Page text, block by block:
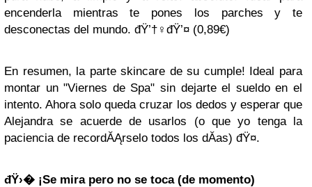
encenderla mientras te pones los parches y te
desconectas del mundo. đŸ’†‍♀️đŸ’¤ (0,89€)
En resumen, la parte skincare de su cumple! Ideal para
montar un "Viernes de Spa" sin dejarte el sueldo en el
intento. Ahora solo queda cruzar los dedos y esperar que
Alejandra se acuerde de usarlos (o que yo tenga la
paciencia de recordĂĄrselo todos los dĂ­as) đŸ¤­.
đŸ›�️ ¡Se mira pero no se toca (de momento)